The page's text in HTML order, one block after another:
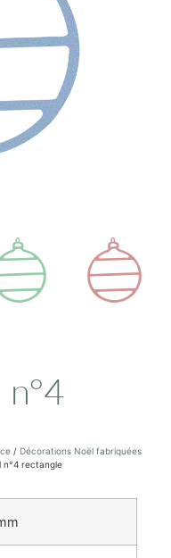
n°4
/ Décorations Noël fabriquées
n°4 rectangle